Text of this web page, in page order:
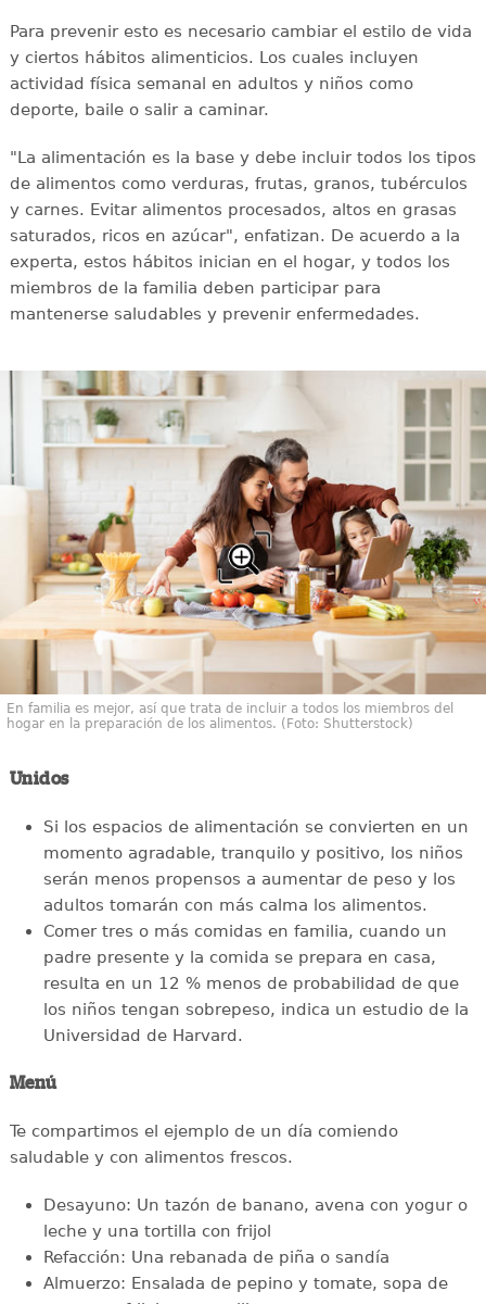
Para prevenir esto es necesario cambiar el estilo de vida
y ciertos hábitos alimenticios. Los cuales incluyen
actividad física semanal en adultos y niños como
deporte, baile o salir a caminar.
"La alimentación es la base y debe incluir todos los tipos
de alimentos como verduras, frutas, granos, tubérculos
y carnes. Evitar alimentos procesados, altos en grasas
saturados, ricos en azúcar", enfatizan. De acuerdo a la
experta, estos hábitos inician en el hogar, y todos los
miembros de la familia deben participar para
mantenerse saludables y prevenir enfermedades.
En familia es mejor, así que trata de incluir a todos los miembros del
hogar en la preparación de los alimentos. (Foto: Shutterstock)
Unidos
Si los espacios de alimentación se convierten en un
momento agradable, tranquilo y positivo, los niños
serán menos propensos a aumentar de peso y los
adultos tomarán con más calma los alimentos.
Comer tres o más comidas en familia, cuando un
padre presente y la comida se prepara en casa,
resulta en un 12 % menos de probabilidad de que
los niños tengan sobrepeso, indica un estudio de la
Universidad de Harvard.
Menú
Te compartimos el ejemplo de un día comiendo
saludable y con alimentos frescos.
Desayuno: Un tazón de banano, avena con yogur o
leche y una tortilla con frijol
Refacción: Una rebanada de piña o sandía
Almuerzo: Ensalada de pepino y tomate, sopa de